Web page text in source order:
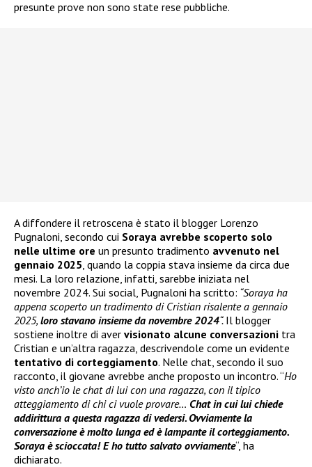
presunte prove non sono state rese pubbliche.
A diffondere il retroscena è stato il blogger Lorenzo
Pugnaloni, secondo cui Soraya avrebbe scoperto solo
nelle ultime ore un presunto tradimento avvenuto nel
gennaio 2025 , quando la coppia stava insieme da circa due
mesi. La loro relazione, infatti, sarebbe iniziata nel
novembre 2024. Sui social, Pugnaloni ha scritto: “Soraya ha
appena scoperto un tradimento di Cristian risalente a gennaio
2025, loro stavano insieme da novembre 2024“. Il blogger
sostiene inoltre di aver visionato alcune conversazioni tra
Cristian e un’altra ragazza, descrivendole come un evidente
tentativo di corteggiamento. Nelle chat, secondo il suo
racconto, il giovane avrebbe anche proposto un incontro. “Ho
visto anch’io le chat di lui con una ragazza, con il tipico
atteggiamento di chi ci vuole provare… Chat in cui lui chiede
addirittura a questa ragazza di vedersi. Ovviamente la
conversazione è molto lunga ed è lampante il corteggiamento.
Soraya è scioccata! E ho tutto salvato ovviamente“, ha
dichiarato.